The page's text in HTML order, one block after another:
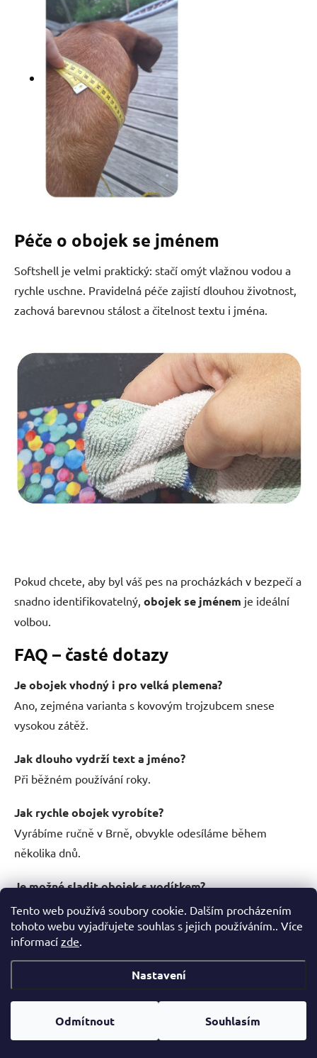
Tento web používá soubory cookie. Dalším procházením
tohoto webu vyjadřujete souhlas s jejich používáním.. Více
informací zde.
Nastavení
Odmítnout Souhlasím
Péče o obojek se jménem
Softshell je velmi praktický: stačí omýt vlažnou vodou a
rychle uschne. Pravidelná péče zajistí dlouhou životnost,
zachová barevnou stálost a čitelnost textu i jména.
Pokud chcete, aby byl váš pes na procházkách v bezpečí a
snadno identifikovatelný, obojek se jménem je ideální
volbou.
FAQ – časté dotazy
Je obojek vhodný i pro velká plemena?
Ano, zejména varianta s kovovým trojzubcem snese
vysokou zátěž.
Jak dlouho vydrží text a jméno?
Při běžném používání roky.
Jak rychle obojek vyrobíte?
Vyrábíme ručně v Brně, obvykle odesíláme během
několika dnů.
Je možné sladit obojek s vodítkem?
Ano, nabízíme kompletní sady Dinofashion.